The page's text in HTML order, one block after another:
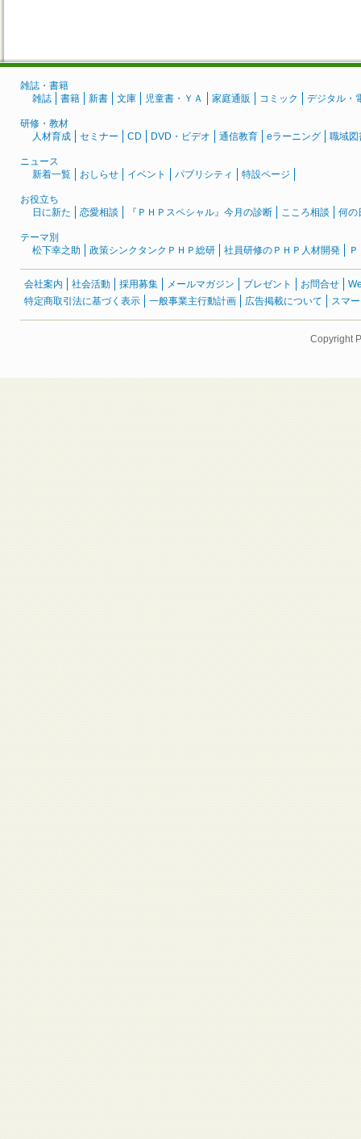
雑誌・書籍
雑誌
書籍 新書 文庫 児童書・ＹＡ 家庭通販 コミック デジタル・
研修・教材
人材育成
セミナー CD DVD・ビデオ 通信教育 eラーニング 職域図
ニュース
新着一覧
おしらせ イベント パブリシティ 特設ページ
お役立ち
日に新た
恋愛相談 『ＰＨＰスペシャル』今月の診断 こころ相談 何の
テーマ別
松下幸之助
政策シンクタンクＰＨＰ総研 社員研修のＰＨＰ人材開発
会社案内 社会活動 採用募集 メールマガジン プレゼント お問合せ
特定商取引法に基づく表示
一般事業主行動計画 広告掲載について スマ
Copyright